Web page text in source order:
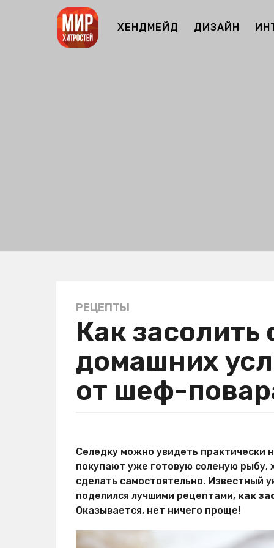
ХЕНДМЕЙД ДИЗАЙН
5
л
a
o
т
a
g
o
РЕЦЕПТЫ
Как засолить
домашних
от шеф-
т
о
р
М
и
р
Селедку можно увидеть практически
покупают уже готовую соленую рыбу,
сделать самостоятельно. Известный
поделился лучшими рецептами, как
Оказывается, нет ничего проще!